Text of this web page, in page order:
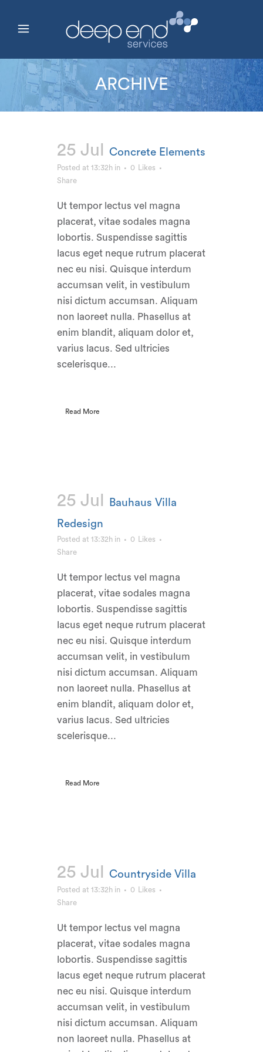
ARCHIVE
25 Jul Concrete Elements
Posted at 13:32h in 0
Likes
Share
Ut tempor lectus vel magna
placerat, vitae sodales magna
lobortis. Suspendisse sagittis
lacus eget neque rutrum placerat
nec eu nisi. Quisque interdum
accumsan velit, in vestibulum
nisi dictum accumsan. Aliquam
non laoreet nulla. Phasellus at
enim blandit, aliquam dolor et,
varius lacus. Sed ultricies
scelerisque...
Read More
25 Jul
Bauhaus Villa
Redesign
Posted at 13:32h in 0
Likes
Share
Ut tempor lectus vel magna
placerat, vitae sodales magna
lobortis. Suspendisse sagittis
lacus eget neque rutrum placerat
nec eu nisi. Quisque interdum
accumsan velit, in vestibulum
nisi dictum accumsan. Aliquam
non laoreet nulla. Phasellus at
enim blandit, aliquam dolor et,
varius lacus. Sed ultricies
scelerisque...
Read More
25 Jul Countryside Villa
Posted at 13:32h in 0
Likes
Share
Ut tempor lectus vel magna
placerat, vitae sodales magna
lobortis. Suspendisse sagittis
lacus eget neque rutrum placerat
nec eu nisi. Quisque interdum
accumsan velit, in vestibulum
nisi dictum accumsan. Aliquam
non laoreet nulla. Phasellus at